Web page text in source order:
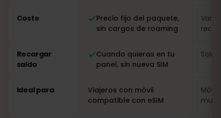
Coste
Precio fijo del paquete,
sin cargos de roaming
Recargar
saldo
Cuando quieras en tu
panel, sin nueva SIM
Solo
Ideal para
Viajeros con móvil
compatible con eSIM
muy